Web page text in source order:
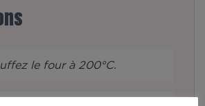
le four à 200°C.